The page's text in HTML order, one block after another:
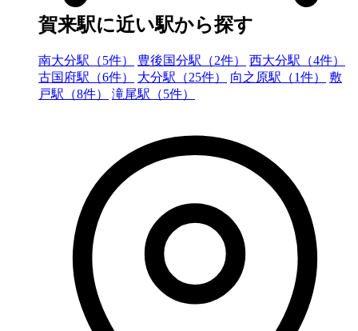
賀来駅に近い駅から探す
南大分駅（5件） 豊後国分駅（2件）
西大分駅（4件）
古国府駅（6件）
大分駅（25件） 向之原駅（1件）
敷
戸駅（8件）
滝尾駅（5件）